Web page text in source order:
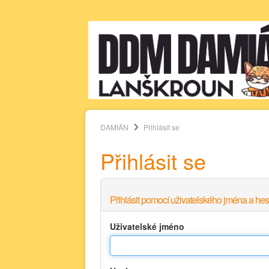
DAMIÁN Přihlásit se
Přihlásit se
Přihlásit pomocí uživatelského jména a
Uživatelské jméno